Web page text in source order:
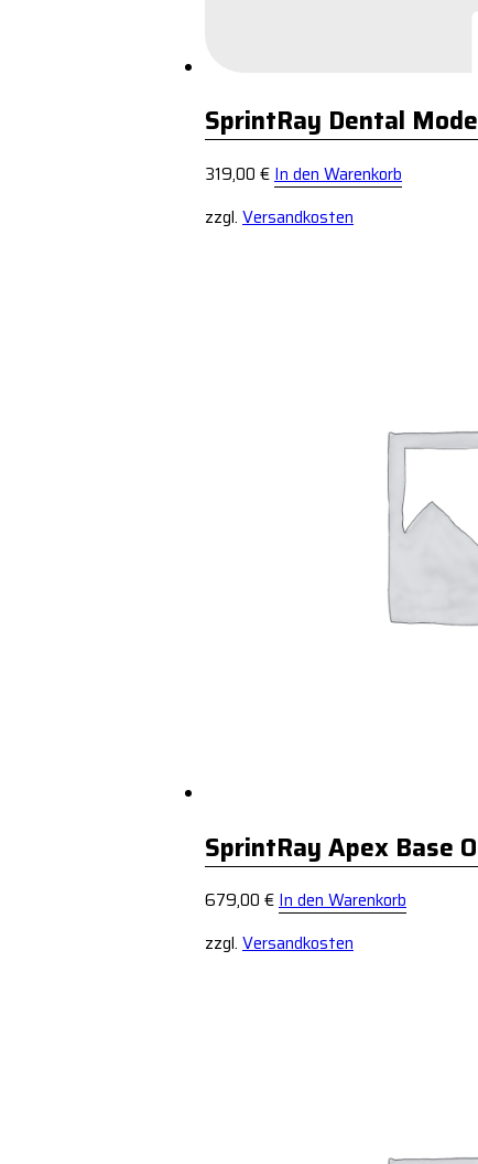
SprintRay Dental
319,00 €In den Warenkorb
zzgl. Versandkosten
SprintRay Apex Base
679,00 €In den Warenkorb
zzgl. Versandkosten